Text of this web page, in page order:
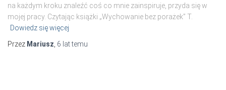
na każdym kroku znaleźć coś co mnie zainspiruje, przyda się w
mojej pracy. Czytając książki „Wychowanie bez porażek” T.
Dowiedz się więcej
Przez Mariusz 6 lattemu